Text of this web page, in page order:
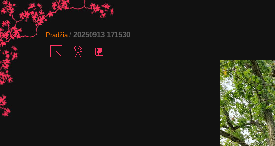
Pradžia/20250913 171530